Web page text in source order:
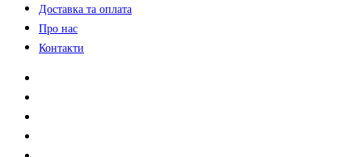
Доставка та оплата
Про нас
Контакти